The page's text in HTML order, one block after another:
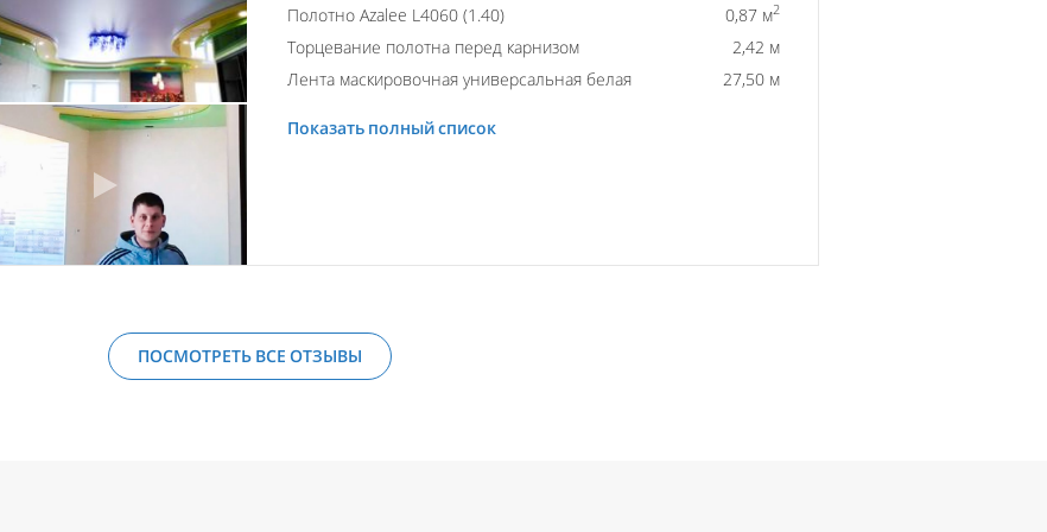
Полотно Azalee L4060 (1.40) 0,87 м2
Торцевание полотна перед карнизом
2,42 м
Лента маскировочная универсальная белая
27,50 м
Показать полный список
ПОСМОТРЕТЬ ВСЕ ОТЗЫВЫ